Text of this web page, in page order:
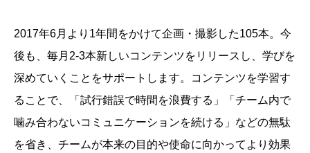
2017年6月より1年間をかけて企画・撮影した105本。今
後も、毎月2-3本新しいコンテンツをリリースし、学びを
深めていくことをサポートします。
コンテンツを学習す
ることで、「試行錯誤で時間を浪費する」「チーム内で
噛み合わないコミュニケーションを続ける」などの無駄
を省き、チームが本来の目的や使命に向かってより効果